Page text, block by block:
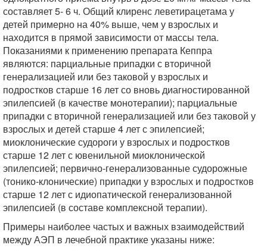
составляет 5- 6 ч. Общий клиренс леветирацетама у
детей примерно на 40% выше, чем у взрослых и
находится в прямой зависимости от массы тела.
Показаниями к применению препарата Кеппра
являются: парциальные припадки с вторичной
генерализацией или без таковой у взрослых и
подростков старше 16 лет со вновь диагностированной
эпилепсией (в качестве монотерапии); парциальные
припадки с вторичной генерализацией или без таковой у
взрослых и детей старше 4 лет с эпилепсией;
миоклонические судороги у взрослых и подростков
старше 12 лет с ювенильной миоклонической
эпилепсией; первично-генерализованные судорожные
(тонико-клонические) припадки у взрослых и подростков
старше 12 лет с идиопатической генерализованной
эпилепсией (в составе комплексной терапии).
Примеры наиболее частых и важных взаимодействий
между АЭП в лечебной практике указаны ниже: